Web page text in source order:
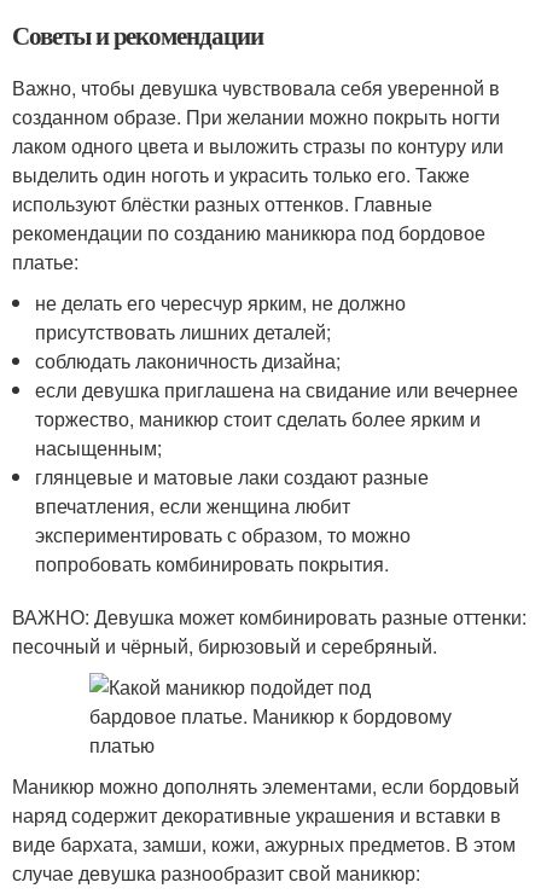
Советы и рекомендации
Важно, чтобы девушка чувствовала себя уверенной в
созданном образе. При желании можно покрыть ногти
лаком одного цвета и выложить стразы по контуру или
выделить один ноготь и украсить только его. Также
используют блёстки разных оттенков. Главные
рекомендации по созданию маникюра под бордовое
платье:
не делать его чересчур ярким, не должно
присутствовать лишних деталей;
соблюдать лаконичность дизайна;
если девушка приглашена на свидание или вечернее
торжество, маникюр стоит сделать более ярким и
насыщенным;
глянцевые и матовые лаки создают разные
впечатления, если женщина любит
экспериментировать с образом, то можно
попробовать комбинировать покрытия.
ВАЖНО: Девушка может комбинировать разные оттенки:
песочный и чёрный, бирюзовый и серебряный.
Маникюр можно дополнять элементами, если бордовый
наряд содержит декоративные украшения и вставки в
виде бархата, замши, кожи, ажурных предметов. В этом
случае девушка разнообразит свой маникюр: